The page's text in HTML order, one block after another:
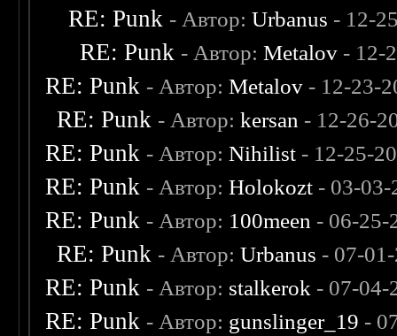
RE: Punk - Автор:Urbanus - 12-
RE: Punk - Автор:Metalov - 12-
RE: Punk - Автор:Metalov - 12-23-
RE: Punk - Автор:kersan - 12-26-
RE: Punk - Автор:Nihilist - 12-25-
RE: Punk - Автор:Holokozt - 03-
RE: Punk - Автор: 100meen - 06-25-
RE: Punk - Автор:Urbanus - 07-
RE: Punk - Автор: stalkerok - 07-04-
RE: Punk - Автор: gunslinger_19 -